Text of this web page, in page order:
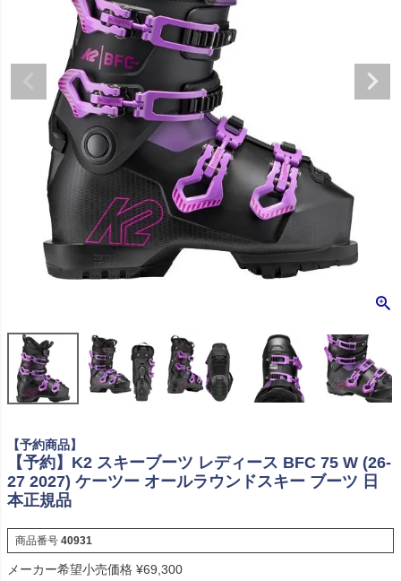
【予約商品】
【予約】K2 スキーブーツ レディース BFC 75 W (26-
27 2027) ケーツー オールラウンドスキー ブーツ 日
本正規品
商品番号 40931
メーカー希望小売価格 ¥69,300